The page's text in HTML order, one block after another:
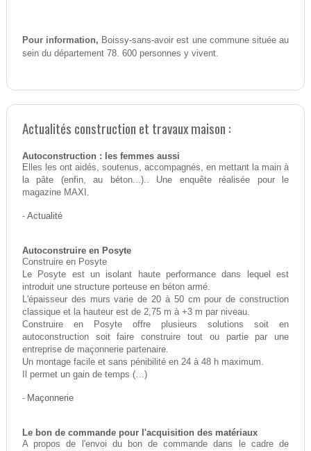
Pour information, Boissy-sans-avoir est une commune située au
sein du département 78. 600 personnes y vivent.
Actualités construction et travaux maison :
Autoconstruction : les femmes aussi
Elles les ont aidés, soutenus, accompagnés, en mettant la main à
la pâte (enfin, au béton...).. Une enquête réalisée pour le
magazine MAXI.
- Actualité
Autoconstruire en Posyte
Construire en Posyte
Le Posyte est un isolant haute performance dans lequel est
introduit une structure porteuse en béton armé.
L'épaisseur des murs varie de 20 à 50 cm pour de construction
classique et la hauteur est de 2,75 m à +3 m par niveau.
Construire en Posyte offre plusieurs solutions soit en
autoconstruction soit faire construire tout ou partie par une
entreprise de maçonnerie partenaire.
Un montage facile et sans pénibilité en 24 à 48 h maximum.
Il permet un gain de temps (…)
- Maçonnerie
Le bon de commande pour l'acquisition des matériaux
A propos de l'envoi du bon de commande dans le cadre de